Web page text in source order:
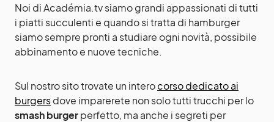
Noi di Académia.tv siamo grandi appassionati di tutti
i piatti succulenti e quando si tratta di hamburger
siamo sempre pronti a studiare ogni novità, possibile
abbinamento e nuove tecniche.
Sul nostro sito trovate un interocorso dedicato ai
burgersdove imparerete non solo tutti trucchi per lo
smash burgerperfetto, ma anche i segreti per